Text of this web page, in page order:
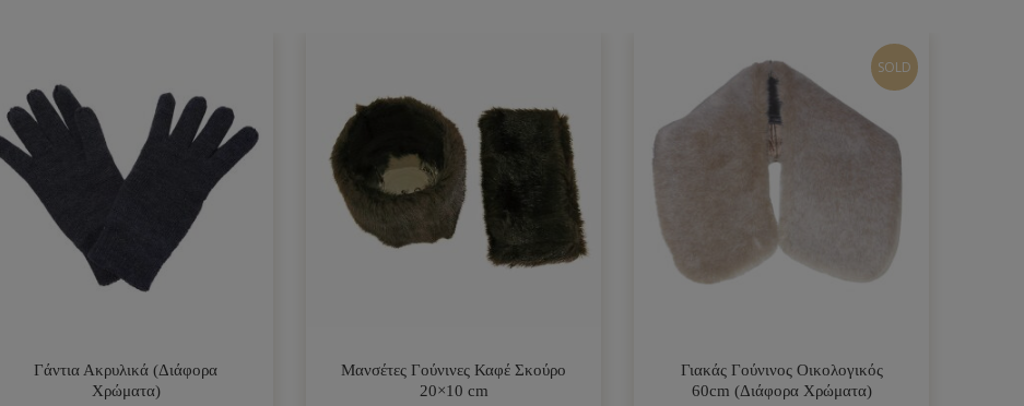
Γάντια Ακρυλικά (Διάφορα
Χρώματα)
Μανσέτες Γούνινες Καφέ Σκούρο
20×10 cm
SOLD
Γιακάς Γούνινος Οικολογικός
60cm (Διάφορα Χρώματα)